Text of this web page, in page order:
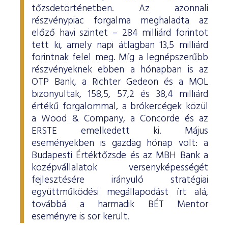
tőzsdetörténetben. Az azonnali
részvénypiac forgalma meghaladta az
előző havi szintet – 284 milliárd forintot
tett ki, amely napi átlagban 13,5 milliárd
forintnak felel meg. Míg a legnépszerűbb
részvényeknek ebben a hónapban is az
OTP Bank, a Richter Gedeon és a MOL
bizonyultak, 158,5, 57,2 és 38,4 milliárd
értékű forgalommal, a brókercégek közül
a Wood & Company, a Concorde és az
ERSTE emelkedett ki. Május
eseményekben is gazdag hónap volt: a
Budapesti Értéktőzsde és az MBH Bank a
középvállalatok versenyképességét
fejlesztésére irányuló stratégiai
együttműködési megállapodást írt alá,
továbbá a harmadik BÉT Mentor
eseményre is sor került.